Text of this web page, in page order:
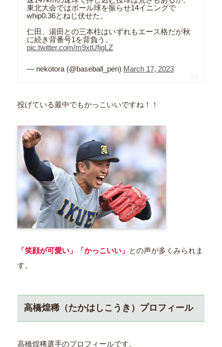
東北大会ではボール球を振らせ14イニングで
whip0.36とねじ伏せた。
仁田、湯田との三本柱はいずれもエース格だが秋
に続き背番号1を背負う。
pic.twitter.com/m9xtUfjgLZ
— nekotora (@baseball_pen) March 17, 2023
投げている最中でもかっこいいですね！！
「笑顔が可愛い」「かっこいい」 との声が多くみられま
す。
高橋煌稀（たかはしこうき）プロフィール
高橋煌稀選手のプロフィールです。